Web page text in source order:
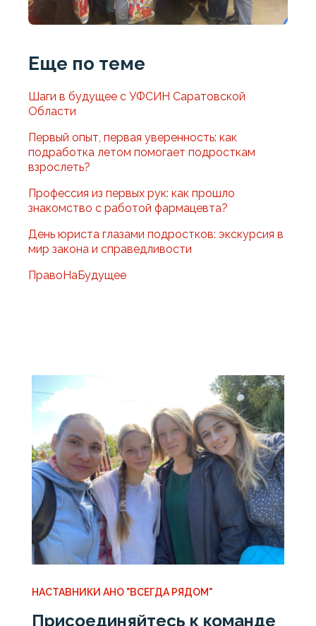
Еще по теме
Шаги в будущее с УФСИН Саратовской
Области
Первый опыт, первая уверенность: как
подработка летом помогает подросткам
взрослеть?
Профессия из первых рук: как прошло
знакомство с работой фармацевта?
День юриста глазами подростков: экскурсия в
мир закона и справедливости
ПравоНаБудущее
НАСТАВНИКИ АНО "ВСЕГДА РЯДОМ"
Присоединяйтесь к команде